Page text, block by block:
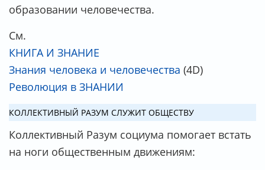
образовании человечества.
См.
КНИГА И ЗНАНИЕ
Знания человека и человечества (4D)
Революция в ЗНАНИИ
КОЛЛЕКТИВНЫЙ РАЗУМ СЛУЖИТ ОБЩЕСТВУ
Коллективный Разум социума помогает встать
на ноги общественным движениям: